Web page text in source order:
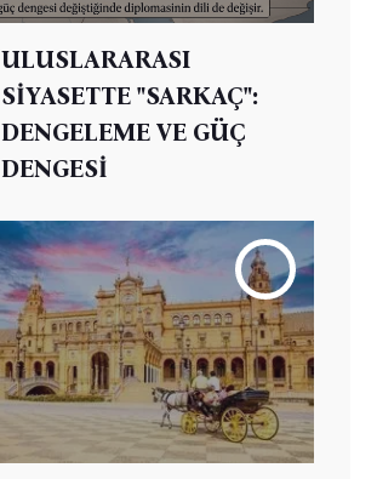
ULUSLARARASI
SİYASETTE "SARKAÇ":
DENGELEME VE GÜÇ
DENGESİ